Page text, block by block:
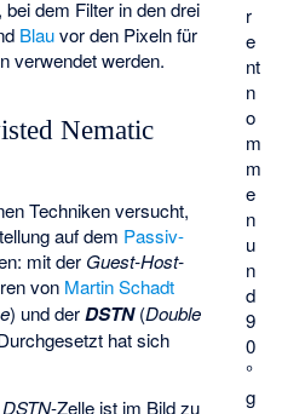
r
e
nt
n
o
m
m
e
n
u
n
d
9
0
°
g
bei dem Filter in den drei
Blauvor den Pixeln für
verwendet werden.
Nematic
Techniken versucht,
auf dem Passiv-
mit der Guest-Host-
von Martin Schadt
) und derDSTN(Double
hat sich
DSTN-Zelle ist im Bild zu